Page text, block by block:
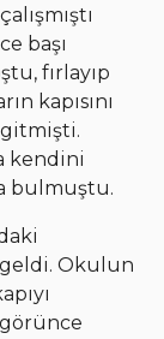
başı
fırlayıp
kapısını
kendini
bulmuştu.
Okulun
görünce